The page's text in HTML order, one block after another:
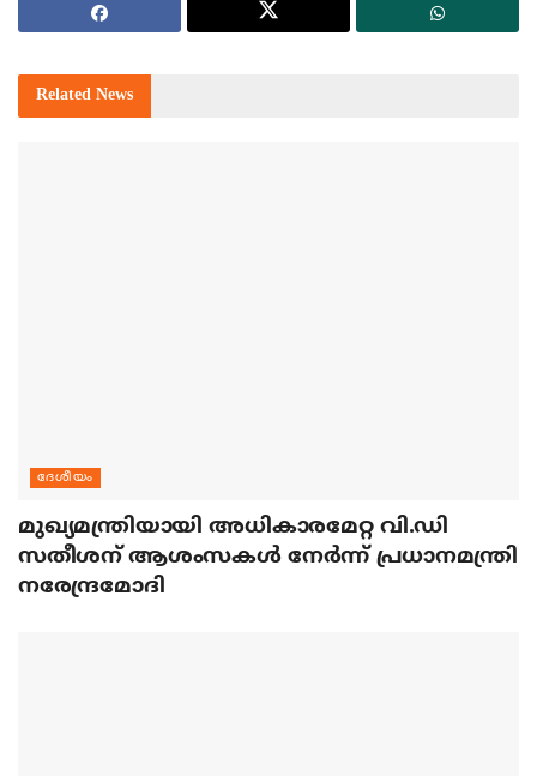
Related News
ദേശീയം
മുഖ്യമന്ത്രിയായി അധികാരമേറ്റ വി.ഡി
സതീശന് ആശംസകള്‍ നേര്‍ന്ന് പ്രധാനമന്ത്രി
നരേന്ദ്രമോദി